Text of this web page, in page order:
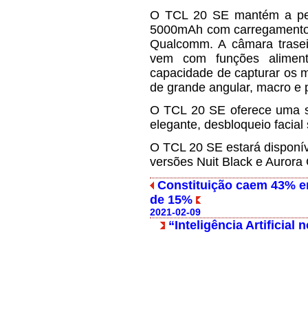
O TCL 20 SE mantém a
5000mAh com
Qualcomm. A câmara
vem com funções
capacidade de capturar os
de grande angular, macro e
O TCL 20 SE oferece uma
elegante, desbloqueio
O TCL 20 SE estará
versões Nuit Black e Aurora
Constituição caem 43%
de 15%
2021-02-09
“Inteligência Artificial